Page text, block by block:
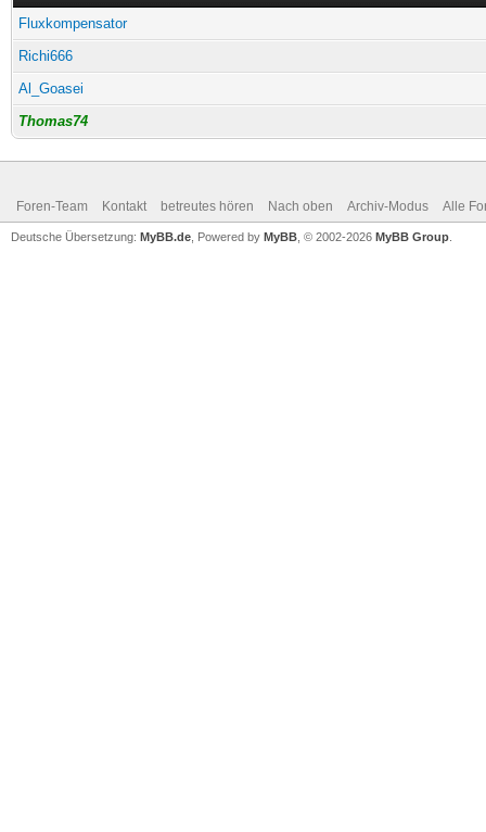
Fluxkompensator
Richi666
Al_Goasei
Thomas74
Foren-Team Kontakt betreutes hören Nach oben Archiv-Modus Alle
Deutsche Übersetzung: MyBB.de , Powered by MyBB , © 2002-2026 MyBB Group